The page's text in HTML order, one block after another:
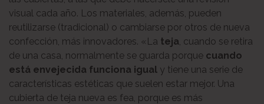
visual cada año. Los materiales, además, pueden
reutilizarse (tradicional) o cambiarse por otros de nueva
confección, más innovadores. «La teja , cuando se retira
de una casa, normalmente se guarda porque cuando
está envejecida funciona igual y tiene una serie de
características estéticas que suelen estar mejor. Una
cubierta de teja nueva es fea, porque es más